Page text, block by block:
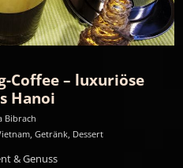
Coffee – luxuriöse
Hanoi
Bibrach
Getränk, Dessert
& Genuss